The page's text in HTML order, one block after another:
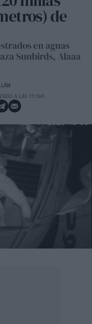
de
en aguas
Sunbirds, Alaaa
A LAS 11:16H